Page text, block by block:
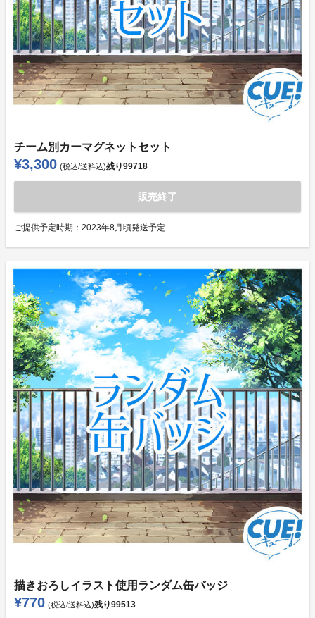
チーム別カーマグネットセット
¥3,300 (税込/送料込)残り99718
販売終了
ご提供予定時期： 2023年8月頃発送予定
描きおろしイラスト使用ランダム缶バッジ
¥770 (税込/送料込)残り99513